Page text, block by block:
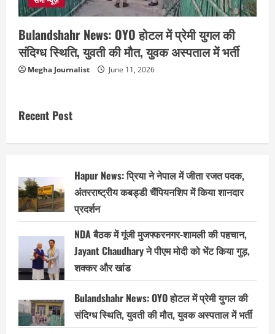
Bulandshahr News: OYO होटल में प्रेमी युगल की
संदिग्ध स्थिति, युवती की मौत, युवक अस्पताल में भर्ती
Megha Journalist June 11, 2026
Recent Post
Hapur News: प्रिया ने नेपाल में जीता रजत पदक,
अंतरराष्ट्रीय कबड्डी चैंपियनशिप में किया शानदार
प्रदर्शन
NDA बैठक में गूंजी मुजफ्फरनगर-शामली की पहचान,
Jayant Chaudhary ने पीएम मोदी को भेंट किया गुड़,
शक्कर और खांड
Bulandshahr News: OYO होटल में प्रेमी युगल की
संदिग्ध स्थिति, युवती की मौत, युवक अस्पताल में भर्ती